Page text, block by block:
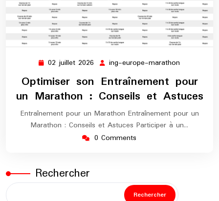
02 juillet 2026 02
juillet
2026
ing-europe-marathon
marathon
Optimiser son Entraînement pour
un Marathon : Conseils et Astuces
Entraînement pour un Marathon Entraînement pour un
Marathon : Conseils et Astuces Participer à un…
0 Comments
Rechercher
Rechercher